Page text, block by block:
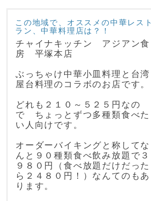
この地域で、オススメの中華レスト
ラン、中華料理店は？！
チャイナキッチン アジアン食
房 平塚本店
ぶっちゃけ中華小皿料理と台湾
屋台料理のコラボのお店です。
どれも２１０～５２５円なの
で ちょっとずつ多種類食べた
い人向けです。
オーダーバイキングと称してな
んと９０種類食べ飲み放題で３
９８０円（食べ放題だけだった
ら２４８０円！）なんてのもあ
ります。